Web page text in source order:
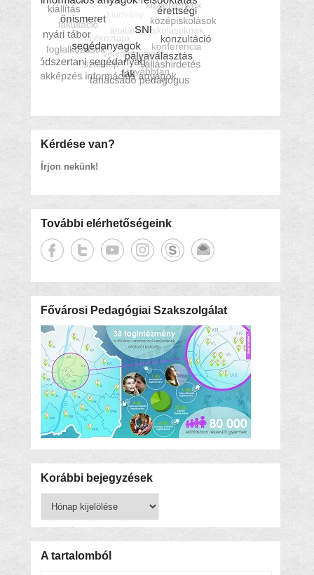
Kérdése van?
Írjon nekünk!
További elérhetőségeink
Fővárosi Pedagógiai Szakszolgálat
Korábbi bejegyzések
bejegyzések
A tartalomból